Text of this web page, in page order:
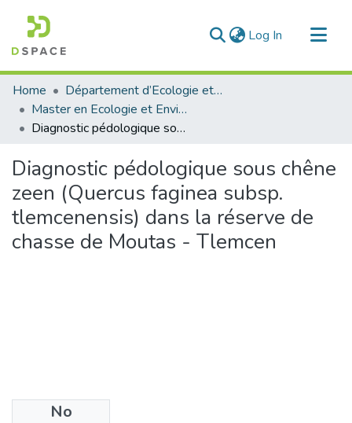
Log In (current)
Communities & Collections
All of DSpace
Statistics
Home
Département d’Ecologie et Environnement
Master en Ecologie et Environnement
Diagnostic pédologique sous chêne zeen (Quercus faginea subsp. tlemcenensis) dans la réserve de chasse de Moutas - Tlemcen
Diagnostic pédologique sous chêne
zeen (Quercus faginea subsp.
tlemcenensis) dans la réserve de
chasse de Moutas - Tlemcen
No